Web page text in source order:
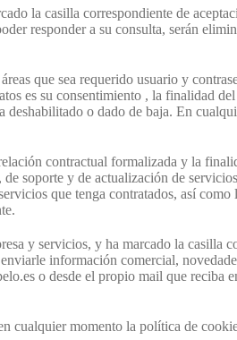
la casilla correspondiente de
responder a su consulta, serán
que sea requerido usuario y
es su consentimiento , la finalidad
o dado de baja. En
contractual formalizada y la
soporte y de actualización de
que tenga contratados, así
y servicios, y ha marcado la casilla
información comercial,
o desde el propio mail que reciba
cualquier momento la política de